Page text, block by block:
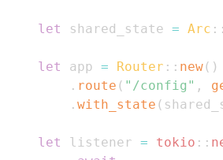
let shared_state = Arc ::
let app = Router :: new( )
. route ( "/config" ,
. with_state (
let listener = tokio ::